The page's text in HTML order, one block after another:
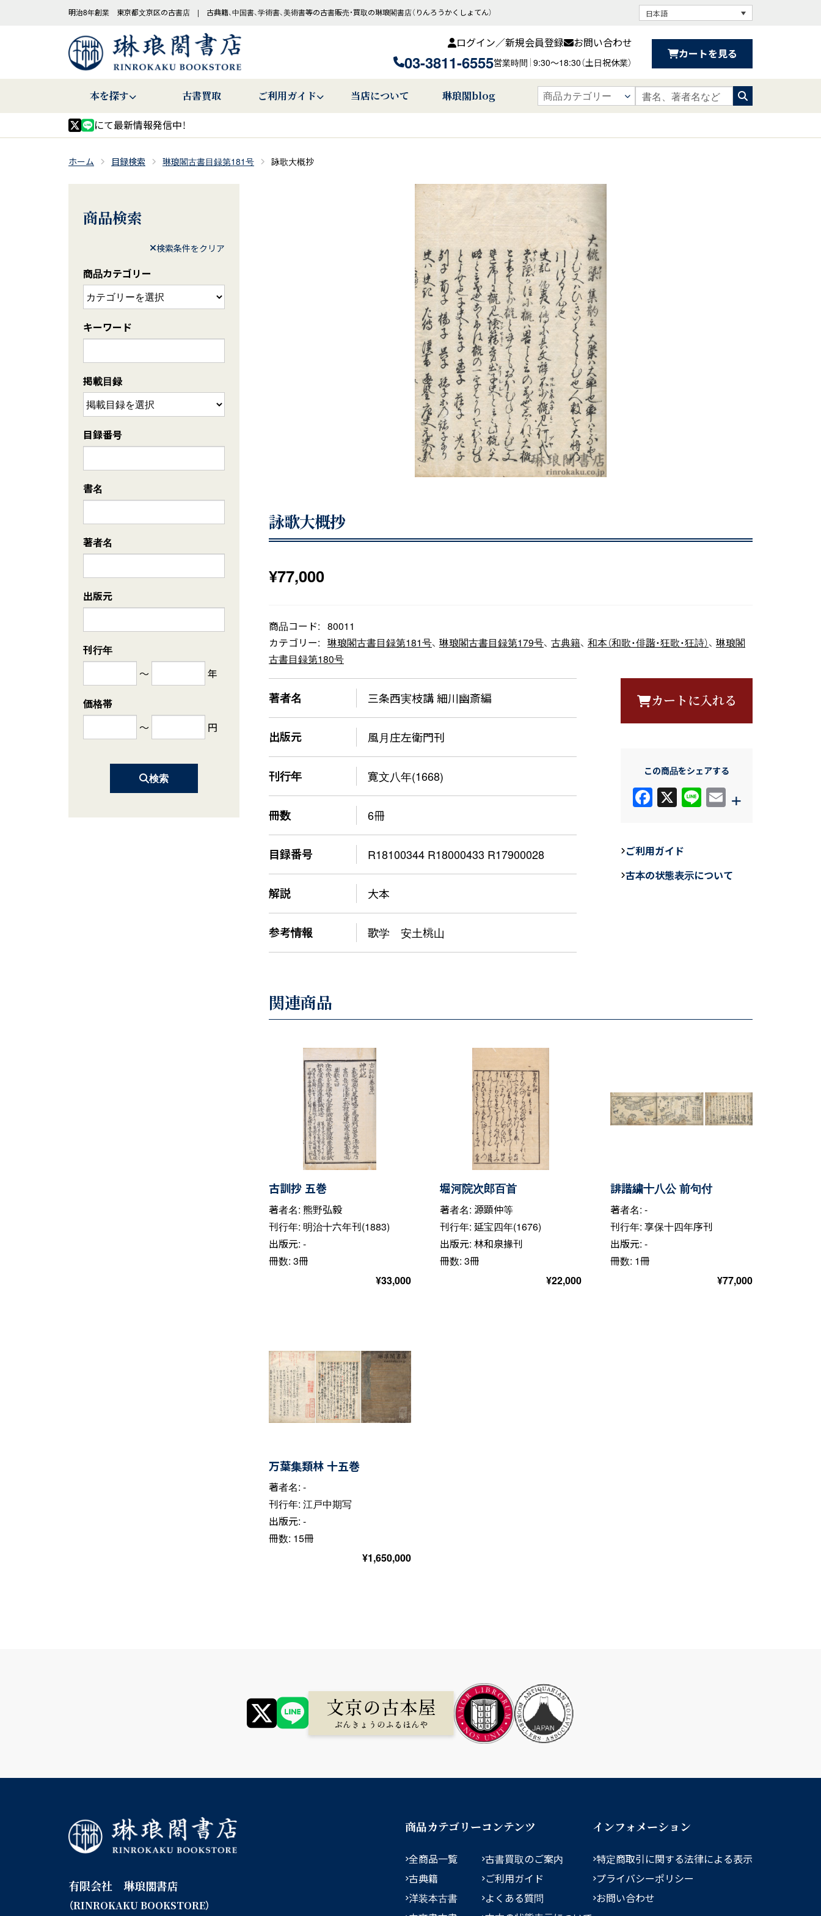
明治8年創業 東京都文京区の古書店 | 古典籍、中国書、学術書、美術書等の古書販売・買取の琳琅閣書店（りんろうかくしょてん） 日本語
ログイン／新規会員登録 お問い合わせ
03-3811-6555営業時間 9:30〜18:30（土日祝休業）
カートを見る
本を探す 古書買取 ご利用ガイド 当店について 琳琅閣blog
にて最新情報発信中！
ホーム 目録検索 琳琅閣古書目録第181号 詠歌大概抄
詠歌大概抄
¥77,000
商品コード: 80011
カテゴリー: 琳琅閣古書目録第181号、 琳琅閣古書目録第179号、 古典籍、 和本（和歌・俳諧・狂歌・狂詩）、 琳琅閣
古書目録第180号
著者名 三条西実枝講 細川幽斎編
出版元 風月庄左衛門刊
刊行年 寛文八年(1668)
冊数 6冊
目録番号 R18100344 R18000433 R17900028
解説 大本
参考情報 歌学 安土桃山
カートに入れる
この商品をシェアする
F
a
e
b
X Li
n
E
+
ご利用ガイド
古本の状態表示について
関連商品
古訓抄 五巻
著者名: 熊野弘毅
刊行年: 明治十六年刊(1883)
出版元: -
冊数: 3冊
¥33,000
堀河院次郎百首
著者名: 源顕仲等
刊行年: 延宝四年(1676)
出版元: 林和泉掾刊
冊数: 3冊
¥22,000
誹諧繍十八公 前句付
著者名: -
刊行年: 享保十四年序刊
出版元: -
冊数: 1冊
¥77,000
万葉集類林 十五巻
著者名: -
刊行年: 江戸中期写
出版元: -
冊数: 15冊
¥1,650,000
商品検索
検索条件をクリア
商品カテゴリー
キーワード
掲載目録
目録番号
書名
著者名
出版元
刊行年
～
年
価格帯
～
円
検索
有限会社 琳琅閣書店
（RINROKAKU BOOKSTORE）
商品カテゴリー
全商品一覧
古典籍
洋装本古書
コンテンツ
古書買取のご案内
ご利用ガイド
よくある質問
インフォメーション
特定商取引に関する法律による表示
プライバシーポリシー
お問い合わせ